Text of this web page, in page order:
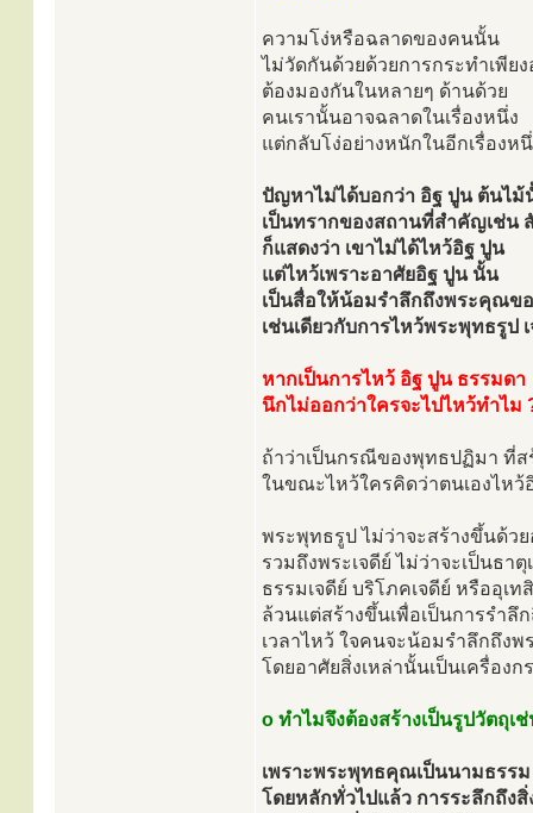
ความโง่หรือฉลาดของคนนั้น
ไม่วัดกันด้วยด้วยการกระทำเพีย
ต้องมองกันในหลายๆ ด้านด้วย
คนเรานั้นอาจฉลาดในเรื่องหนึ่ง
แต่กลับโง่อย่างหนักในอีกเรื่องห
ปัญหาไม่ได้บอกว่า อิฐ ปูน ต้นไม้
เป็นทรากของสถานที่สำคัญเช่น
ก็แสดงว่า เขาไม่ได้ไหว้อิฐ ปูน
แต่ไหว้เพราะอาศัยอิฐ ปูน นั้น
เป็นสื่อให้น้อมรำลึกถึงพระคุณข
เช่นเดียวกับการไหว้พระพุทธรูป
หากเป็นการไหว้ อิฐ ปูน ธรรมดา
นึกไม่ออกว่าใครจะไปไหว้ทำไม
ถ้าว่าเป็นกรณีของพุทธปฏิมา ที่ส
ในขณะไหว้ใครคิดว่าตนเองไหว้
พระพุทธรูป ไม่ว่าจะสร้างขึ้นด้ว
รวมถึงพระเจดีย์ ไม่ว่าจะเป็นธาตุ
ธรรมเจดีย์ บริโภคเจดีย์ หรืออุเท
ล้วนแต่สร้างขึ้นเพื่อเป็นการรำลึ
เวลาไหว้ ใจคนจะน้อมรำลึกถึง
โดยอาศัยสิ่งเหล่านั้นเป็นเครื่องก
o ทำไมจึงต้องสร้างเป็นรูปวัตถุเ
เพราะพระพุทธคุณเป็นนามธรรม
โดยหลักทั่วไปแล้ว การระลึกถึง